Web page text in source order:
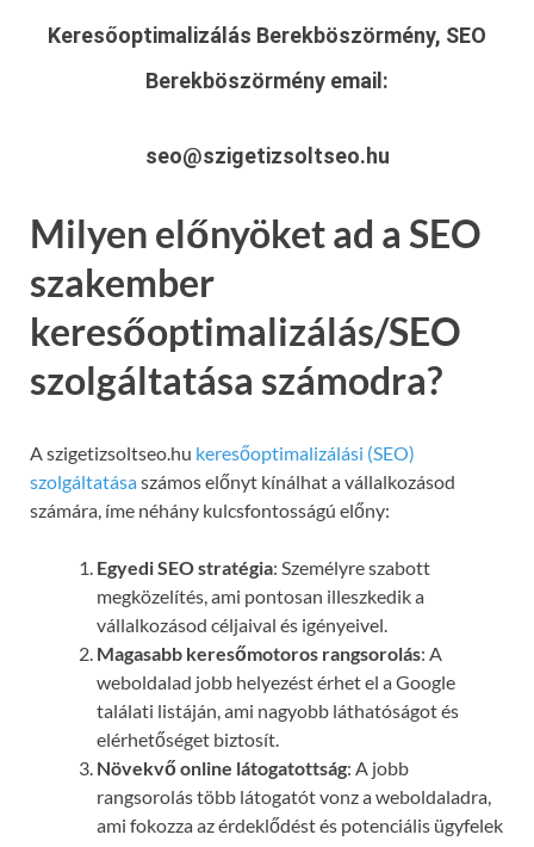
Keresőoptimalizálás Berekböszörmény, SEO
Berekböszörmény email:
seo@szigetizsoltseo.hu
Milyen előnyöket ad a SEO
szakember
keresőoptimalizálás/SEO
szolgáltatása számodra?
A szigetizsoltseo.hu keresőoptimalizálási (SEO)
szolgáltatásaszámos előnyt kínálhat a vállalkozásod
számára, íme néhány kulcsfontosságú előny:
Egyedi SEO stratégia: Személyre szabott
megközelítés, ami pontosan illeszkedik a
vállalkozásod céljaival és igényeivel.
Magasabb keresőmotoros rangsorolás: A
weboldalad jobb helyezést érhet el a Google
találati listáján, ami nagyobb láthatóságot és
elérhetőséget biztosít.
Növekvő online látogatottság: A jobb
rangsorolás több látogatót vonz a weboldaladra,
ami fokozza az érdeklődést és potenciális ügyfelek